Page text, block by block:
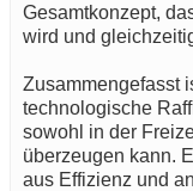
Gesamtkonzept,
wird und
Zusammengefasst
technologische
sowohl in der
überzeugen kann.
aus Effizienz und